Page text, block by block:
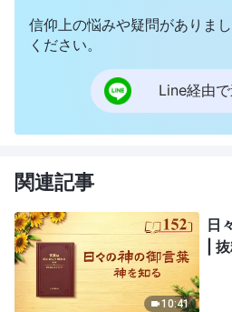
信仰上の悩みや疑問がありま
ください。
Line経由
関連記事
10:41
日
|